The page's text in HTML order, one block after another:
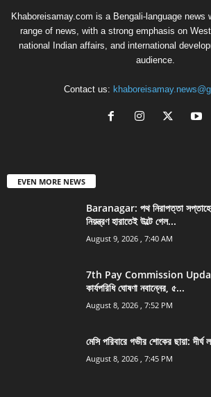
Khaboreisamay.com is a Bengali-language news
range of news, with a strong emphasis on
national Indian affairs, and international
audience.
Contact us:
EVEN MORE NEWS
Baranagar: পথ নিরাপত্তা
নিয়ন্ত্রণ হারাতেই উল্টে গেল...
August 9, 2026 , 7:40 AM
7th Pay Commission
কার্যপরিধি ঘোষণা নবান্নের, ৫...
August 8, 2026 , 7:52 PM
মেসি পরিবারে গভীর শোকের ছায়া:
August 8, 2026 , 7:45 PM